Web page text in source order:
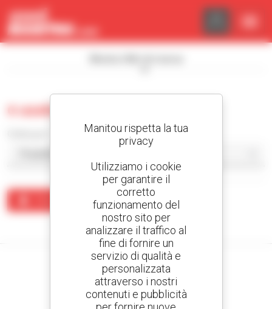
0 usate escavatore
Crea un avviso
Nessun risultato corrisponde alla ricerca.
Crea avvisi
Pannello di gestione dei cookies
Manitou rispetta la tua
privacy
Utilizziamo i cookie
per garantire il
corretto
funzionamento del
nostro sito per
analizzare il traffico al
fine di fornire un
servizio di qualità e
personalizzata
attraverso i nostri
contenuti e pubblicità